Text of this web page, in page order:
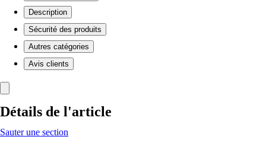
Description
Sécurité des produits
Autres catégories
Avis clients
Détails de l'article
Sauter une section